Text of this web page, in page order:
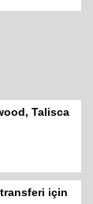
Talisca
için